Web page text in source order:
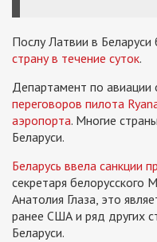
Послу Латвии в
страну в течение суток.
Департамент по авиации
переговоров пилота
аэропорта. Многие
Беларуси.
Беларусь ввела санкции
секретаря белорусского
Анатолия Глаза, это
ранее США и ряд других
Беларуси.